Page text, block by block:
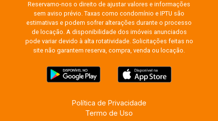
Reservamo-nos o direito de ajustar valores e informações
sem aviso prévio. Taxas como condomínio e IPTU são
estimativas e podem sofrer alterações durante o processo
de locação. A disponibilidade dos imóveis anunciados
pode variar devido à alta rotatividade. Solicitações feitas no
site não garantem reserva, compra, venda ou locação.
Política de Privacidade
Termo de Uso